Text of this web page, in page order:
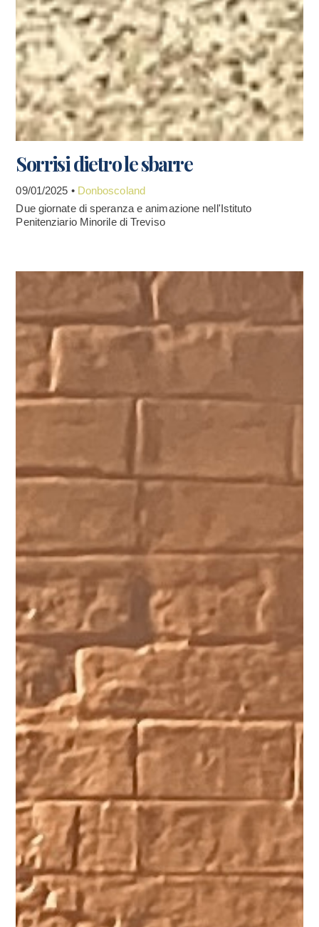
Sorrisi dietro le sbarre
09/01/2025 • Donboscoland
Due giornate di speranza e animazione nell'Istituto
Penitenziario Minorile di Treviso